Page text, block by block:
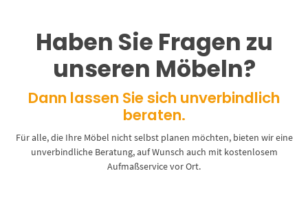
Haben Sie Fragen zu
unseren Möbeln?
Dann lassen Sie sich unverbindlich
beraten.
Für alle, die Ihre Möbel nicht selbst planen möchten, bieten wir eine
unverbindliche Beratung, auf Wunsch auch mit kostenlosem
Aufmaßservice vor Ort.